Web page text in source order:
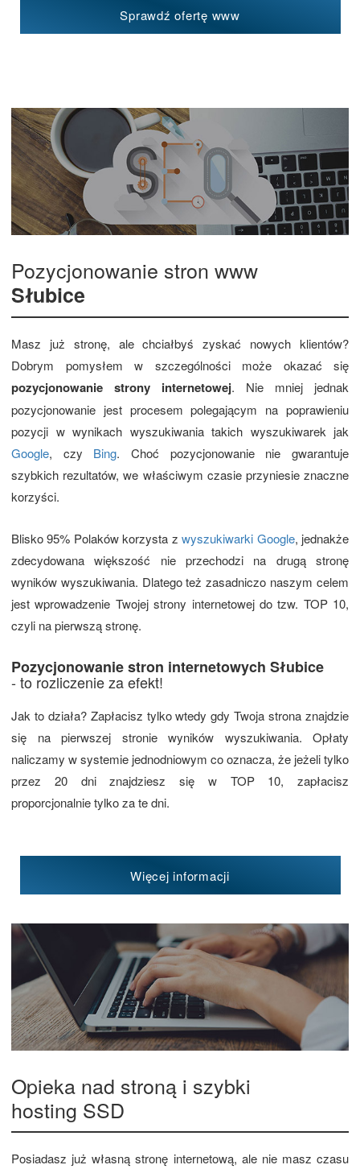
Sprawdź ofertę www
Pozycjonowanie stron www
Słubice
Masz już stronę, ale chciałbyś zyskać nowych klientów?
Dobrym pomysłem w szczególności może okazać się
pozycjonowanie strony internetowej. Nie mniej jednak
pozycjonowanie jest procesem polegającym na poprawieniu
pozycji w wynikach wyszukiwania takich wyszukiwarek jak
Google, czy Bing. Choć pozycjonowanie nie gwarantuje
szybkich rezultatów, we właściwym czasie przyniesie znaczne
korzyści.
Blisko 95% Polaków korzysta zwyszukiwarki Google, jednakże
zdecydowana większość nie przechodzi na drugą stronę
wyników wyszukiwania. Dlatego też zasadniczo naszym celem
jest wprowadzenie Twojej strony internetowej do tzw. TOP 10,
czyli na pierwszą stronę.
Pozycjonowanie stron internetowych Słubice
- to rozliczenie za efekt!
Jak to działa? Zapłacisz tylko wtedy gdy Twoja strona znajdzie
się na pierwszej stronie wyników wyszukiwania. Opłaty
naliczamy w systemie jednodniowym co oznacza, że jeżeli tylko
przez 20 dni znajdziesz się w TOP 10, zapłacisz
proporcjonalnie tylko za te dni.
Więcej informacji
Opieka nad stroną i szybki
hosting SSD
Posiadasz już własną stronę internetową, ale nie masz czasu